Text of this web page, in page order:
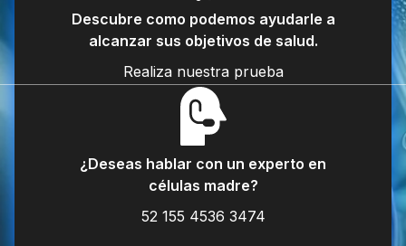
Descubre como podemos ayudarle a
alcanzar sus objetivos de salud.
Realiza nuestra prueba
¿Deseas hablar con un experto en
células madre?
52 155 4536 3474